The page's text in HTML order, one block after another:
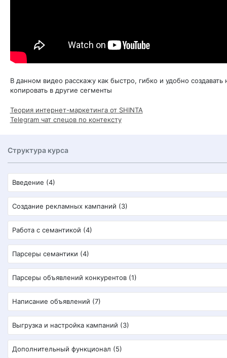
В данном видео расскажу как быстро, гибко и удобно
копировать в другие сегменты
Теория интернет-маркетинга от SHINTA
Telegram чат спецов по контексту
Структура курса
Введение (4)
Создание рекламных кампаний (3)
Работа с семантикой (4)
Парсеры семантики (4)
Парсеры объявлений конкурентов (1)
Написание объявлений (7)
Выгрузка и настройка кампаний (3)
Дополнительный функционал (5)